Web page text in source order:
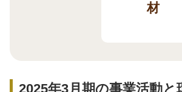
材
2025年3月期の事業活動と